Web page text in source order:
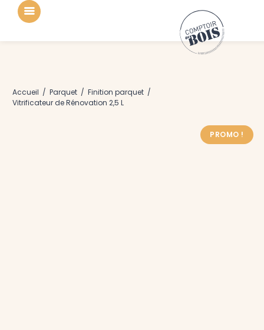
Accueil / Parquet / Finition parquet /
Vitrificateur de Rénovation 2,5 L
PROMO !